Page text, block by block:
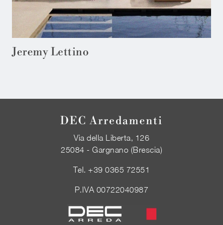
Jeremy Lettino
DEC Arredamenti
Via della Liberta, 126
25084 - Gargnano (Brescia)
Tel.+39 0365 72551
P.IVA 00722040987